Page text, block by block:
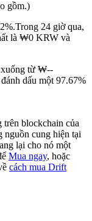
gồm.)
Trong 24 giờ qua,
là ₩0 KRW và
từ ₩--
dấu một 97.67%
blockchain của
cung hiện tại
lại cho nó một
Mua ngay, hoặc
cách mua Drift